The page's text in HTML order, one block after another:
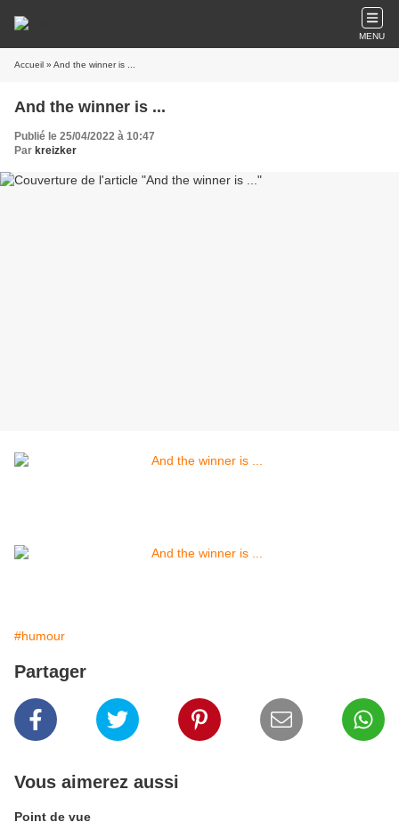
MENU
Accueil » And the winner is ...
And the winner is ...
Publié le 25/04/2022 à 10:47
Par kreizker
#humour
Partager
Vous aimerez aussi
Point de vue